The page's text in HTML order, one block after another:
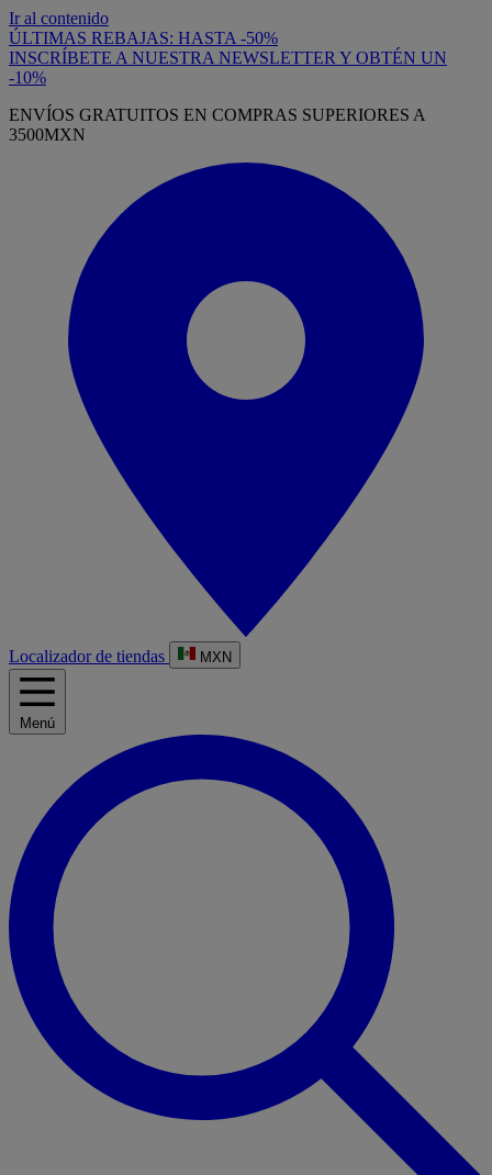
Ir al contenido
ÚLTIMAS REBAJAS: HASTA -50%
INSCRÍBETE A NUESTRA NEWSLETTER Y OBTÉN UN
-10%
ENVÍOS GRATUITOS EN COMPRAS SUPERIORES A
3500MXN
Localizador de tiendas MXN
Menú